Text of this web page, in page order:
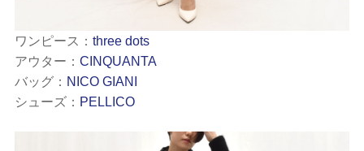
ワンピース： three dots
アウター： CINQUANTA
バッグ： NICO GIANI
シューズ： PELLICO